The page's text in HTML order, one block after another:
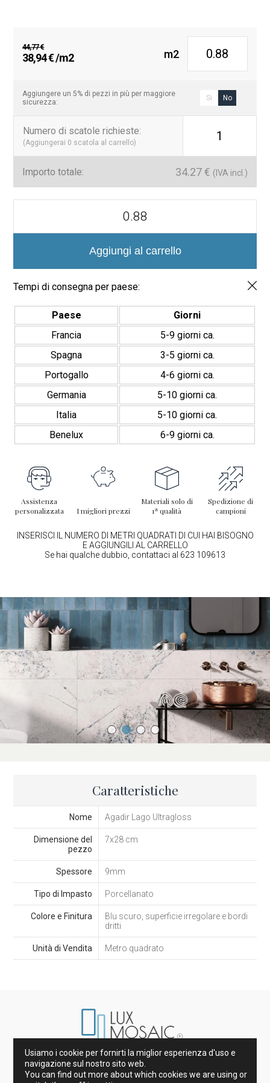
44,77€
Il
era:
44,77 €.
38,94€Il
è:
38,94 €.
/m2 m2
Aggiungere un 5% di pezzi in più per maggiore
sicurezza:
Si No
Numero di scatole richieste:
(Aggiungerai 0 scatola al carrello) 1
Importo totale: 34.27 € (IVA incl.)
Aggiungi al carrello
Tempi di consegna per paese:
Paese
Giorni
Francia
5-9 giorni ca.
Spagna
3-5 giorni ca.
Portogallo
4-6 giorni ca.
Germania
5-10 giorni ca.
Italia
5-10 giorni ca.
Benelux
6-9 giorni ca.
Assistenza
personalizzata
I migliori prezzi
Materiali solo di
1ª qualità
Spedizione di
campioni
INSERISCI IL NUMERO DI METRI QUADRATI DI CUI HAI BISOGNO
E AGGIUNGILI AL CARRELLO
Se hai qualche dubbio, contattaci al 623 109613
Caratteristiche
Nome Agadir Lago Ultragloss
Dimensione del
pezzo
7x28 cm
Spessore 9mm
Tipo di Impasto Porcellanato
Colore e Finitura
Blu scuro, superficie irregolare e bordi
dritti
Unità di Vendita Metro quadrato
Marmi di Spagna e d’Italia
Gres porcellanato e Piastrelle
Gres
Decorazione
Usiamo i cookie per fornirti la miglior esperienza d'uso e
navigazione sul nostro sito web.
You can find out more about which cookies we are using or